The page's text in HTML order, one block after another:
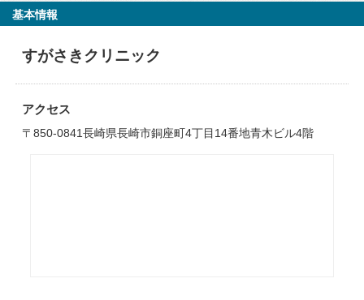
基本情報
すがさきクリニック
アクセス
〒850-0841長崎県長崎市銅座町4丁目14番地青木ビル4階